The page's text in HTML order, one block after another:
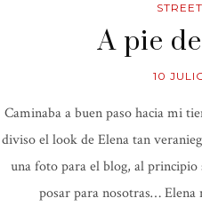
A pie
10
Caminaba a buen paso hacia mi
diviso el look de Elena tan
una foto para el blog, al principio
posar para nosotras… Elena